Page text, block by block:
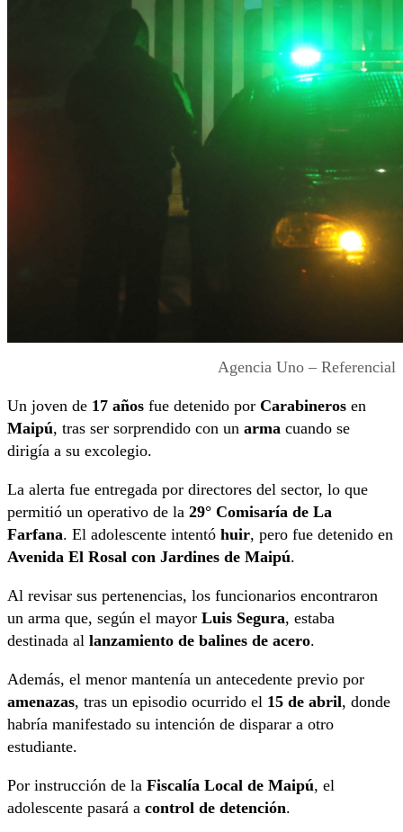
Agencia Uno – Referencial
Un joven de 17 años fue detenido por Carabineros en
Maipú, tras ser sorprendido con un arma cuando se
dirigía a su excolegio.
La alerta fue entregada por directores del sector, lo que
permitió un operativo de la 29° Comisaría de La
Farfana. El adolescente intentó huir, pero fue detenido en
Avenida El Rosal con Jardines de Maipú.
Al revisar sus pertenencias, los funcionarios encontraron
un arma que, según el mayor Luis Segura, estaba
destinada al lanzamiento de balines de acero.
Además, el menor mantenía un antecedente previo por
amenazas, tras un episodio ocurrido el 15 de abril, donde
habría manifestado su intención de disparar a otro
estudiante.
Por instrucción de la Fiscalía Local de Maipú, el
adolescente pasará a control de detención.